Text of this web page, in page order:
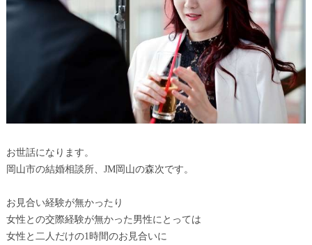
お世話になります。
岡山市の結婚相談所、JM岡山の森次です。
お見合い経験が無かったり
女性との交際経験が無かった男性にとっては
女性と二人だけの1時間のお見合いに